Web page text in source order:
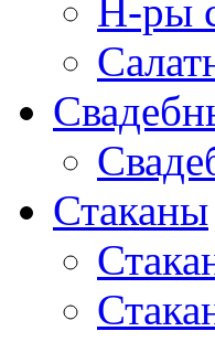
Н-ры
Стаканы